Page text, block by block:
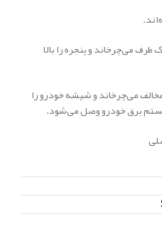
می‌چرخاند و پنجره را بالا
می‌چرخاند و شیشه خودرو را
برق خودرو وصل می‌شود.